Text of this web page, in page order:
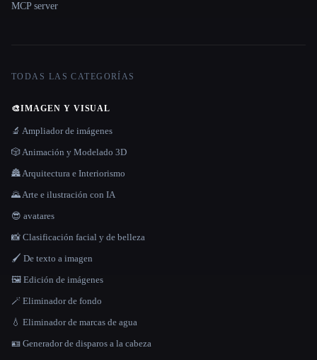
MCP server
TODAS LAS CATEGORÍAS
🎨IMAGEN Y VISUAL
🔬 Ampliador de imágenes
🎲 Animación y Modelado 3D
🏯 Arquitectura e Interiorismo
🌄 Arte e ilustración con IA
😎 avatares
📸 Clasificación facial y de belleza
🖌️ De texto a imagen
🖼️ Edición de imágenes
🪄 Eliminador de fondo
💧 Eliminador de marcas de agua
🪪 Generador de disparos a la cabeza